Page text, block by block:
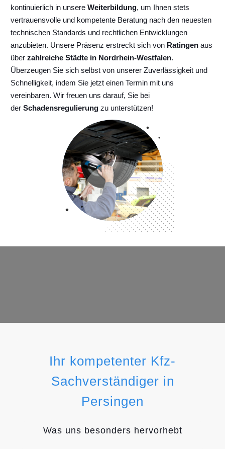
kontinuierlich in unsere Weiterbildung, um Ihnen stets
vertrauensvolle und kompetente Beratung nach den neuesten
technischen Standards und rechtlichen Entwicklungen
anzubieten. Unsere Präsenz erstreckt sich von Ratingen aus
über zahlreiche Städte in Nordrhein-Westfalen.
Überzeugen Sie sich selbst von unserer Zuverlässigkeit und
Schnelligkeit, indem Sie jetzt einen Termin mit uns
vereinbaren. Wir freuen uns darauf, Sie bei
der Schadensregulierung zu unterstützen!
Ihr kompetenter Kfz-
Sachverständiger in
Persingen
Was uns besonders hervorhebt